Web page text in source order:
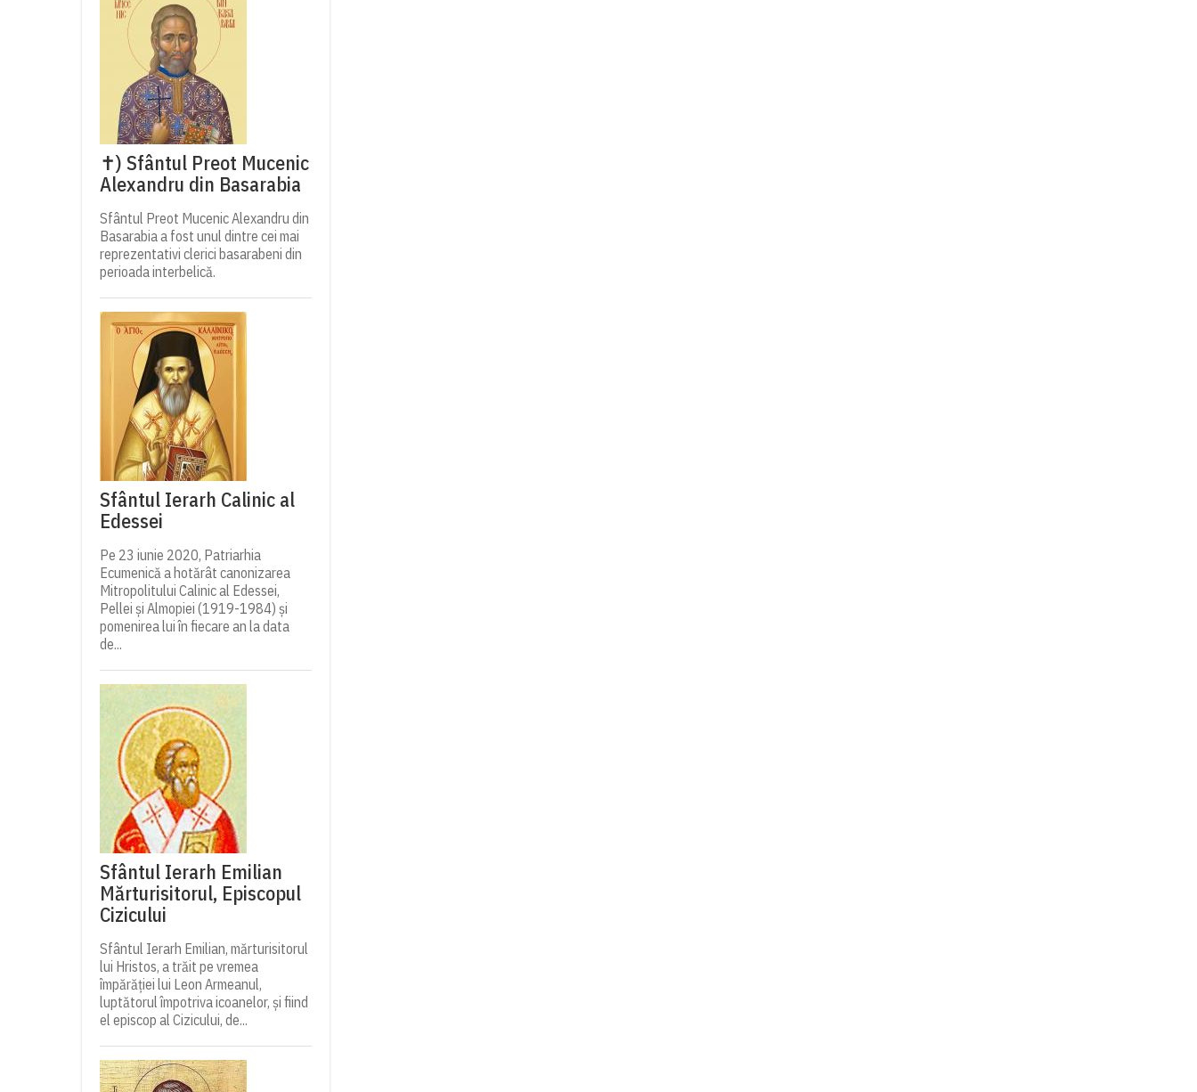
✝) Sfântul Preot Mucenic
Alexandru din Basarabia
Sfântul Preot Mucenic Alexandru din
Basarabia a fost unul dintre cei mai
reprezentativi clerici basarabeni din
perioada interbelică.
Sfântul Ierarh Calinic al
Edessei
Pe 23 iunie 2020, Patriarhia
Ecumenică a hotărât canonizarea
Mitropolitului Calinic al Edessei,
Pellei și Almopiei (1919-1984) și
pomenirea lui în fiecare an la data
de...
Sfântul Ierarh Emilian
Mărturisitorul, Episcopul
Cizicului
Sfântul Ierarh Emilian, mărturisitorul
lui Hristos, a trăit pe vremea
împărăției lui Leon Armeanul,
luptătorul împotriva icoanelor, și fiind
el episcop al Cizicului, de...